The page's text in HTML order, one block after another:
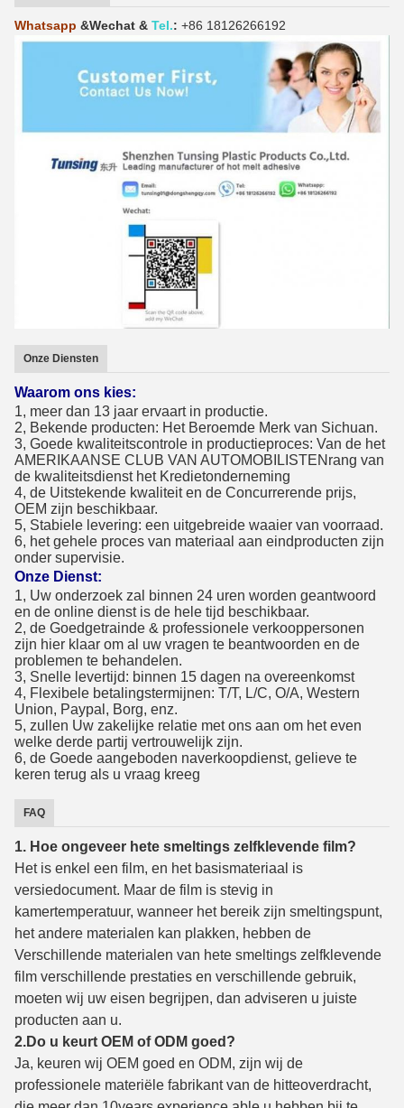
Whatsapp &Wechat & Tel.: +86 18126266192
Onze Diensten
Waarom ons kies:
1, meer dan 13 jaar ervaart in productie.
2, Bekende producten: Het Beroemde Merk van Sichuan.
3, Goede kwaliteitscontrole in productieproces: Van de het
AMERIKAANSE CLUB VAN AUTOMOBILISTENrang van
de kwaliteitsdienst het Kredietonderneming
4, de Uitstekende kwaliteit en de Concurrerende prijs,
OEM zijn beschikbaar.
5, Stabiele levering: een uitgebreide waaier van voorraad.
6, het gehele proces van materiaal aan eindproducten zijn
onder supervisie.
Onze Dienst:
1, Uw onderzoek zal binnen 24 uren worden geantwoord
en de online dienst is de hele tijd beschikbaar.
2, de Goedgetrainde & professionele verkooppersonen
zijn hier klaar om al uw vragen te beantwoorden en de
problemen te behandelen.
3, Snelle levertijd: binnen 15 dagen na overeenkomst
4, Flexibele betalingstermijnen: T/T, L/C, O/A, Western
Union, Paypal, Borg, enz.
5, zullen Uw zakelijke relatie met ons aan om het even
welke derde partij vertrouwelijk zijn.
6, de Goede aangeboden naverkoopdienst, gelieve te
keren terug als u vraag kreeg
FAQ
1. Hoe ongeveer hete smeltings zelfklevende film?
Het is enkel een film, en het basismateriaal is
versiedocument. Maar de film is stevig in
kamertemperatuur, wanneer het bereik zijn smeltingspunt,
het andere materialen kan plakken, hebben de
Verschillende materialen van hete smeltings zelfklevende
film verschillende prestaties en verschillende gebruik,
moeten wij uw eisen begrijpen, dan adviseren u juiste
producten aan u.
2.Do u keurt OEM of ODM goed?
Ja, keuren wij OEM goed en ODM, zijn wij de
professionele materiële fabrikant van de hitteoverdracht,